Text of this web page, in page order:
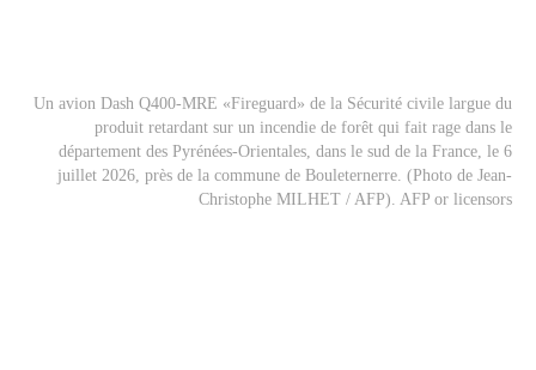
Un avion Dash Q400-MRE «Fireguard» de la Sécurité civile largue du
produit retardant sur un incendie de forêt qui fait rage dans le
département des Pyrénées-Orientales, dans le sud de la France, le 6
juillet 2026, près de la commune de Bouleternerre. (Photo de Jean-
Christophe MILHET / AFP). AFP or licensors